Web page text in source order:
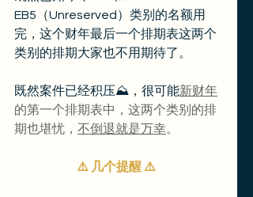
EB5（Unreserved）类别的名额用
完，这个财年最后一个排期表这两个
类别的排期大家也不用期待了。
既然案件已经积压⛰️，很可能新财年
的第一个排期表中，这两个类别的排
期也堪忧， 不倒退就是万幸。
⚠️ 几个提醒 ⚠️